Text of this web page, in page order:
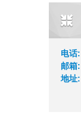
电话:
邮箱:
地址: